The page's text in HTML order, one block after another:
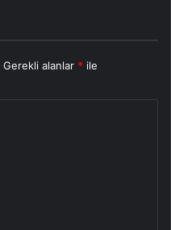
Gerekli alanlar * ile